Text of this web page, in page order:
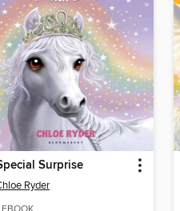
Surprise
Ryder
EBOOK